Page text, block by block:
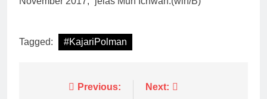
Tagged: #KajariPolman
NavigasiPrevious: Next: